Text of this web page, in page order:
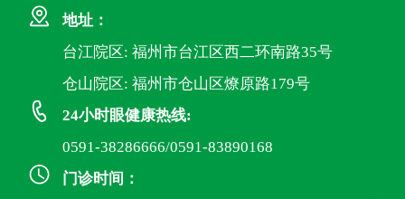
地址：
台江院区: 福州市台江区西二环南路35号
仓山院区: 福州市仓山区燎原路179号
24小时眼健康热线:
0591-38286666/0591-83890168
门诊时间：